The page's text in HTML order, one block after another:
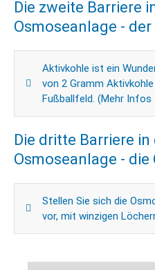
Die zweite Barriere
Osmoseanlage -
Aktivkohle ist ein
von 2 Gramm
Fußballfeld. (Mehr Infos
Die dritte Barriere
Osmoseanlage -
Stellen Sie sich die
vor, mit winzigen